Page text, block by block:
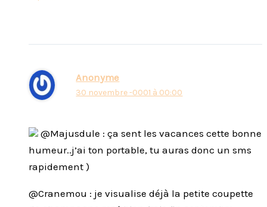
Anonyme
30 novembre -0001 à 00:00
@Majusdule : ça sent les vacances cette bonne
humeur..j’ai ton portable, tu auras donc un sms
rapidement )
@Cranemou : je visualise déjà la petite coupette